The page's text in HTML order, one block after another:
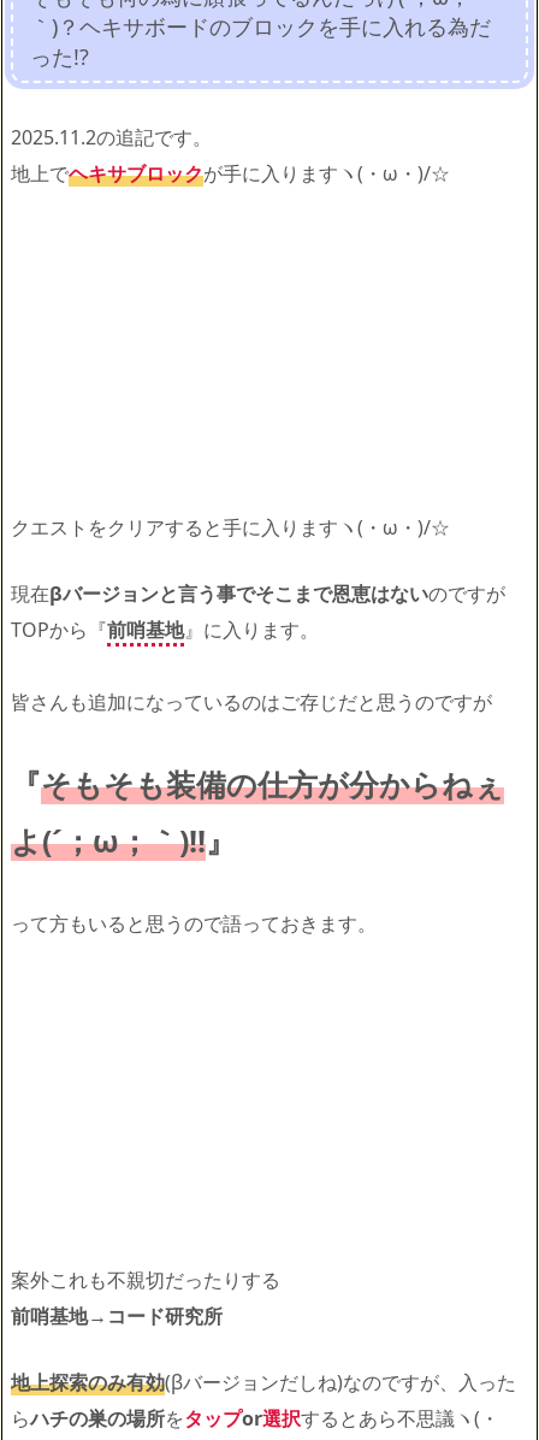
｀)？ヘキサボードのブロックを手に入れる為だ
った!?
2025.11.2の追記です。
地上でヘキサブロックが手に入りますヽ(・ω・)/☆
クエストをクリアすると手に入りますヽ(・ω・)/☆
現在βバージョンと言う事でそこまで恩恵はないのですが
TOPから『前哨基地』に入ります。
皆さんも追加になっているのはご存じだと思うのですが
『そもそも装備の仕方が分からねぇ
よ(´；ω；｀)!!』
って方もいると思うので語っておきます。
案外これも不親切だったりする
前哨基地→ コード研究所
地上探索のみ有効(βバージョンだしね)なのですが、入った
らハチの巣の場所をタップor選択するとあら不思議ヽ(・